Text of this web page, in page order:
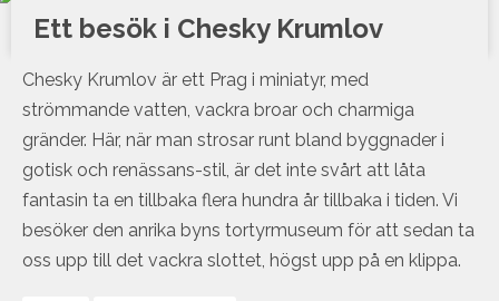
Ett besök i Chesky Krumlov
Chesky Krumlov är ett Prag i miniatyr, med
strömmande vatten, vackra broar och charmiga
gränder. Här, när man strosar runt bland byggnader i
gotisk och renässans-stil, är det inte svårt att låta
fantasin ta en tillbaka flera hundra år tillbaka i tiden. Vi
besöker den anrika byns tortyrmuseum för att sedan ta
oss upp till det vackra slottet, högst upp på en klippa.